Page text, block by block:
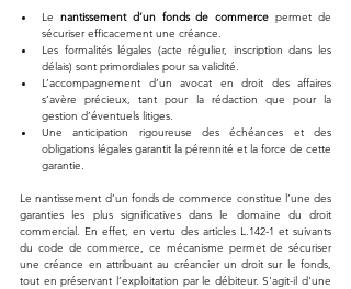
Le nantissement d’un fonds de commerce permet de
sécuriser efficacement une créance.
Les formalités légales (acte régulier, inscription dans les
délais) sont primordiales pour sa validité.
L’accompagnement d’un avocat en droit des affaires
s’avère précieux, tant pour la rédaction que pour la
gestion d’éventuels litiges.
Une anticipation rigoureuse des échéances et des
obligations légales garantit la pérennité et la force de cette
garantie.
Le nantissement d’un fonds de commerce constitue l’une des
garanties les plus significatives dans le domaine du droit
commercial. En effet, en vertu des articles L.142-1 et suivants
du code de commerce, ce mécanisme permet de sécuriser
une créance en attribuant au créancier un droit sur le fonds,
tout en préservant l’exploitation par le débiteur. S'agit-il d'une